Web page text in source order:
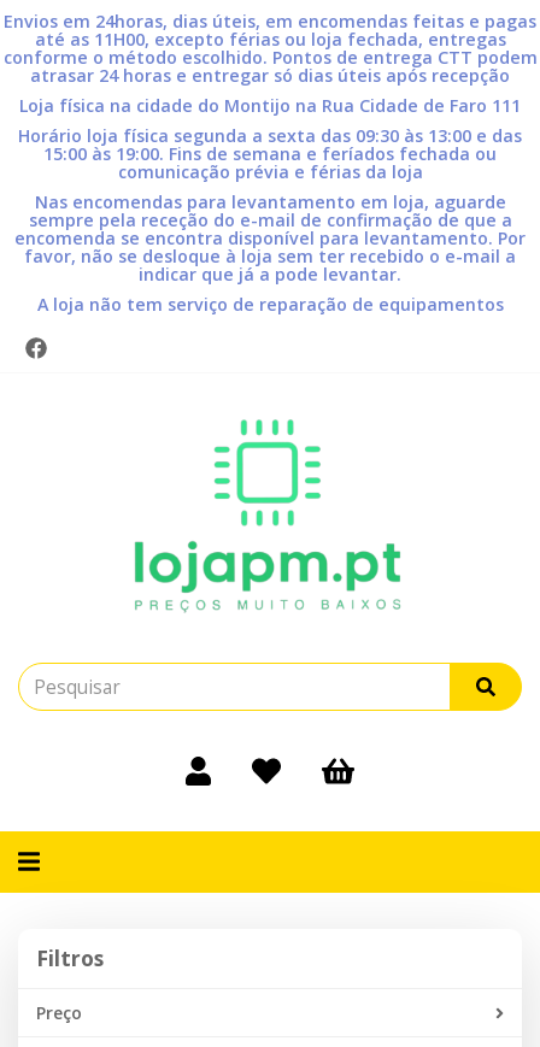
Envios em 24horas, dias úteis, em encomendas feitas e pagas
até as 11H00, excepto férias ou loja fechada, entregas
conforme o método escolhido. Pontos de entrega CTT podem
atrasar 24 horas e entregar só dias úteis após recepção
Loja física na cidade do Montijo na Rua Cidade de Faro 111
Horário loja física segunda a sexta das 09:30 às 13:00 e das
15:00 às 19:00. Fins de semana e feríados fechada ou
comunicação prévia e férias da loja
Nas encomendas para levantamento em loja, aguarde
sempre pela receção do e-mail de confirmação de que a
encomenda se encontra disponível para levantamento. Por
favor, não se desloque à loja sem ter recebido o e-mail a
indicar que já a pode levantar.
A loja não tem serviço de reparação de equipamentos
Alternar
Filtros
Preço